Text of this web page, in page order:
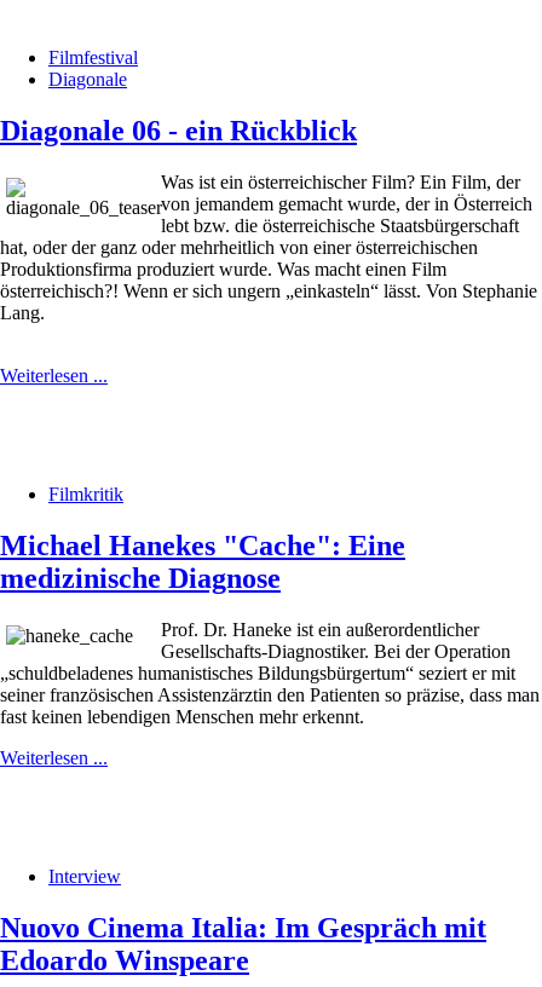
Filmfestival
Diagonale
Diagonale 06 - ein Rückblick
Was ist ein österreichischer Film? Ein Film, der
von jemandem gemacht wurde, der in Österreich
lebt bzw. die österreichische Staatsbürgerschaft
hat, oder der ganz oder mehrheitlich von einer österreichischen
Produktionsfirma produziert wurde. Was macht einen Film
österreichisch?! Wenn er sich ungern „einkasteln“ lässt. Von Stephanie
Lang.
Weiterlesen ...
Filmkritik
Michael Hanekes "Cache": Eine
medizinische Diagnose
Prof. Dr. Haneke ist ein außerordentlicher
Gesellschafts-Diagnostiker. Bei der Operation
„schuldbeladenes humanistisches Bildungsbürgertum“ seziert er mit
seiner französischen Assistenzärztin den Patienten so präzise, dass man
fast keinen lebendigen Menschen mehr erkennt.
Weiterlesen ...
Interview
Nuovo Cinema Italia: Im Gespräch mit
Edoardo Winspeare